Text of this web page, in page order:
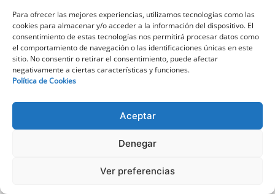
Para ofrecer las mejores experiencias, utilizamos tecnologías como las
cookies para almacenar y/o acceder a la información del dispositivo. El
consentimiento de estas tecnologías nos permitirá procesar datos como
el comportamiento de navegación o las identificaciones únicas en este
sitio. No consentir o retirar el consentimiento, puede afectar
negativamente a ciertas características y funciones.
Política de Cookies
Aceptar
Denegar
Ver preferencias
900 250 900
Tamaños de trastero disponibles en
Madrid
Estas son las cinco tipologías Bluespace, desde el
más básico hasta soluciones de almacenaje